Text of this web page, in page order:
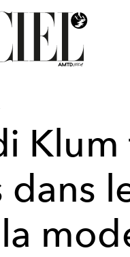
Klum
dans